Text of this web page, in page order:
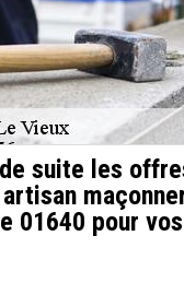
suite les
01640 pour